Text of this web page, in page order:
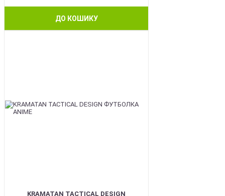
ДО КОШИКУ
KRAMATAN TACTICAL DESIGN